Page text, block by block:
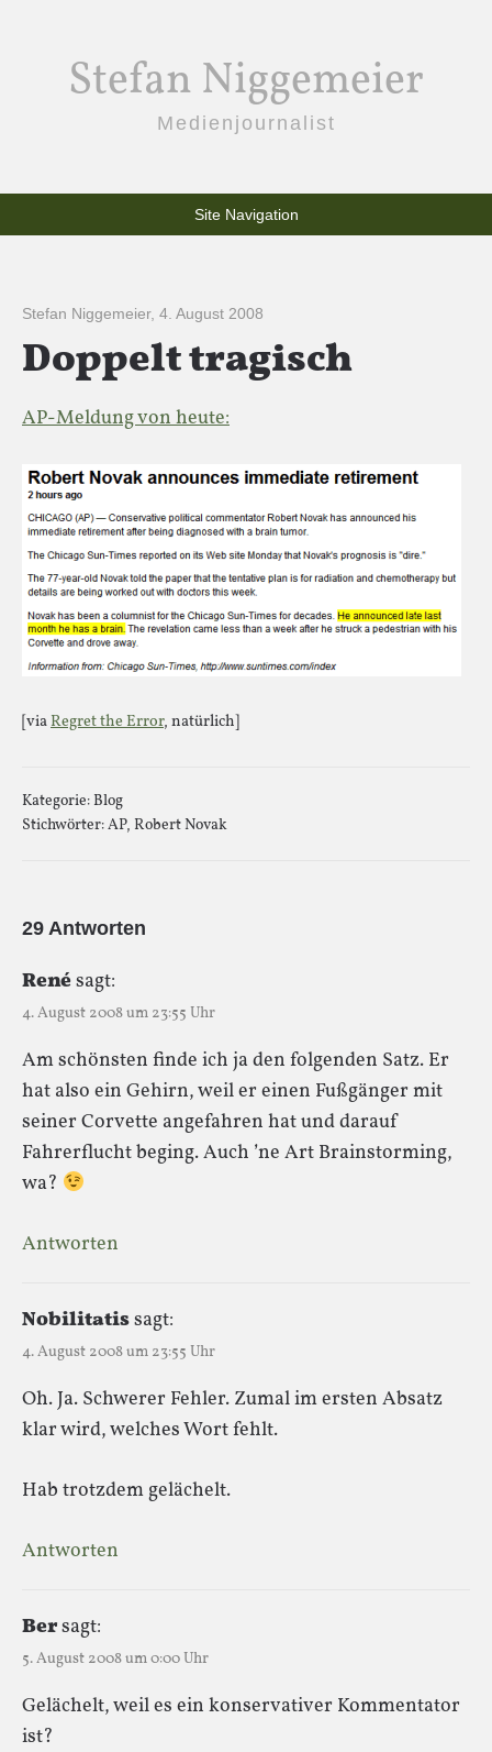
Stefan Niggemeier
Medienjournalist
Site Navigation
Stefan Niggemeier, 4. August 2008
Doppelt tragisch
AP-Meldung von heute:
[viaRegret the Error, natürlich]
Kategorie:Blog
Stichwörter:AP, Robert Novak
29 Antworten
Renésagt:
4. August 2008 um 23:55 Uhr
Am schönsten finde ich ja den folgenden Satz. Er
hat also ein Gehirn, weil er einen Fußgänger mit
seiner Corvette angefahren hat und darauf
Fahrerflucht beging. Auch ’ne Art Brainstorming,
wa?
Antworten
Nobilitatissagt:
4. August 2008 um 23:55 Uhr
Oh. Ja. Schwerer Fehler. Zumal im ersten Absatz
klar wird, welches Wort fehlt.
Hab trotzdem gelächelt.
Antworten
Bersagt:
5. August 2008 um 0:00 Uhr
Gelächelt, weil es ein konservativer Kommentator
ist?